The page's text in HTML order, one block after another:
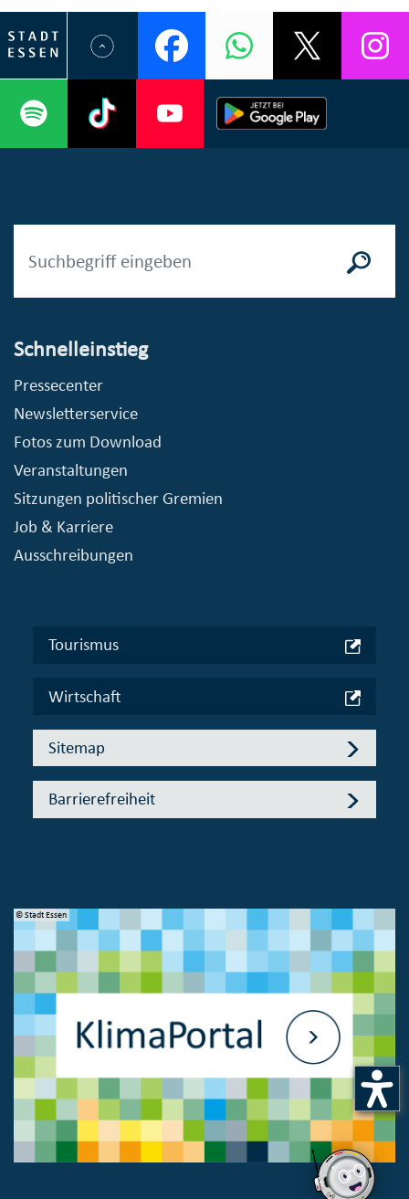
Schnelleinstieg
Pressecenter
Newsletterservice
Fotos zum Download
Veranstaltungen
Sitzungen politischer Gremien
Job & Karriere
Ausschreibungen
Tourismus
Wirtschaft
Sitemap
Barrierefreiheit
© Stadt Essen